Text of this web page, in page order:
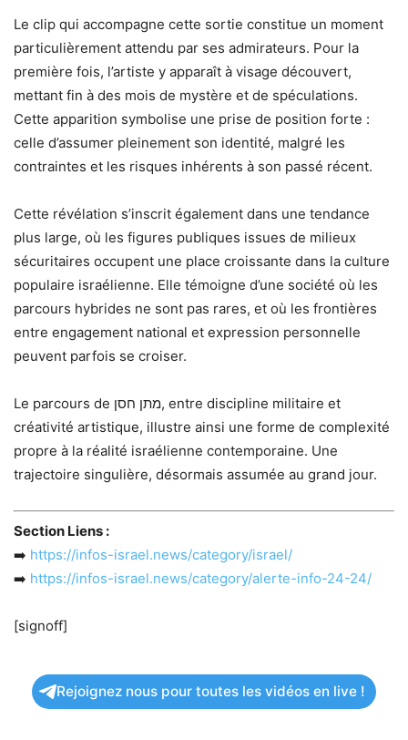
Le clip qui accompagne cette sortie constitue un moment
particulièrement attendu par ses admirateurs. Pour la
première fois, l’artiste y apparaît à visage découvert,
mettant fin à des mois de mystère et de spéculations.
Cette apparition symbolise une prise de position forte :
celle d’assumer pleinement son identité, malgré les
contraintes et les risques inhérents à son passé récent.
Cette révélation s’inscrit également dans une tendance
plus large, où les figures publiques issues de milieux
sécuritaires occupent une place croissante dans la culture
populaire israélienne. Elle témoigne d’une société où les
parcours hybrides ne sont pas rares, et où les frontières
entre engagement national et expression personnelle
peuvent parfois se croiser.
Le parcours de מתן חסן, entre discipline militaire et
créativité artistique, illustre ainsi une forme de complexité
propre à la réalité israélienne contemporaine. Une
trajectoire singulière, désormais assumée au grand jour.
Section Liens :
➡️ https://infos-israel.news/category/israel/
➡️ https://infos-israel.news/category/alerte-info-24-24/
[signoff]
Rejoignez nous pour toutes les vidéos en live !